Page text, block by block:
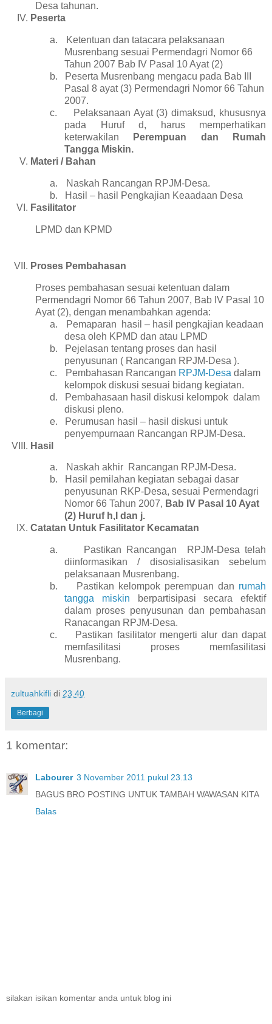
Desa tahunan.
Peserta
a.
Ketentuan dan tatacara pelaksanaan
Musrenbang sesuai Permendagri Nomor 66
Tahun 2007 Bab IV Pasal 10 Ayat (2)
b.
Peserta Musrenbang mengacu pada Bab III
Pasal 8 ayat (3) Permendagri Nomor 66 Tahun
2007.
c.
Pelaksanaan Ayat (3) dimaksud, khususnya
pada Huruf d, harus memperhatikan
keterwakilan
Perempuan dan Rumah
Tangga Miskin.
Materi / Bahan
a.
Naskah Rancangan RPJM-Desa.
b.
Hasil – hasil Pengkajian Keaadaan Desa
Fasilitator
LPMD dan KPMD
Proses Pembahasan
Proses pembahasan sesuai ketentuan dalam
Permendagri Nomor 66 Tahun 2007, Bab IV Pasal 10
Ayat (2), dengan menambahkan agenda:
a.
Pemaparan
hasil – hasil pengkajian keadaan
desa oleh KPMD dan atau LPMD
b.
Pejelasan tentang proses dan hasil
penyusunan ( Rancangan RPJM-Desa ).
c.
Pembahasan Rancangan RPJM-Desa dalam
kelompok diskusi sesuai bidang kegiatan.
d.
Pembahasaan hasil diskusi kelompok dalam
diskusi pleno.
e.
Perumusan hasil – hasil diskusi untuk
penyempurnaan Rancangan RPJM-Desa.
Hasil
a. Naskah akhir Rancangan RPJM-Desa.
b.
Hasil pemilahan kegiatan sebagai dasar
penyusunan RKP-Desa, sesuai Permendagri
Nomor 66 Tahun 2007, Bab IV Pasal 10 Ayat
(2) Huruf h,I dan j.
Catatan Untuk Fasilitator Kecamatan
a. Pastikan Rancangan
RPJM-Desa telah
diinformasikan / disosialisasikan sebelum
pelaksanaan Musrenbang.
b.
Pastikan kelompok perempuan dan rumah
tangga miskin berpartisipasi secara efektif
dalam proses penyusunan dan pembahasan
Ranacangan RPJM-Desa.
c.
Pastikan fasilitator mengerti alur dan dapat
memfasilitasi proses memfasilitasi
Musrenbang.
zultuahkifli di 23.40
Berbagi
1 komentar:
Labourer 3 November 2011 pukul 23.13
BAGUS BRO POSTING UNTUK TAMBAH WAWASAN KITA
Balas
silakan isikan komentar anda untuk blog ini